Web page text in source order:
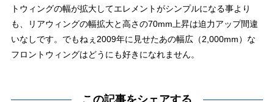
トウィングの幅が拡大してエレメントがシンプルになる事より
も、リアウィングの幅拡大と高さの70mm上昇は迫力アップ間違
いなしです。でもねぇ2009年に見せたあの幅広（2,000mm）な
フロントウィングはどうにも好きになれません。
この記事をシェアする